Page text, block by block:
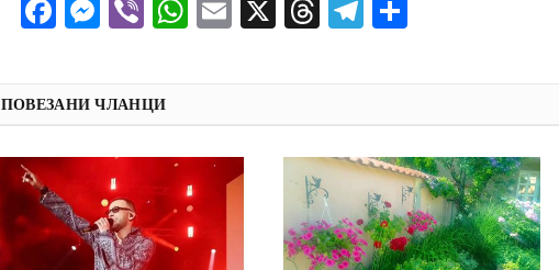
Facebook
Messenger
ViberWhatsApp
Email
X ThreadsTelegram
ПОВЕЗАНИ ЧЛАНЦИ